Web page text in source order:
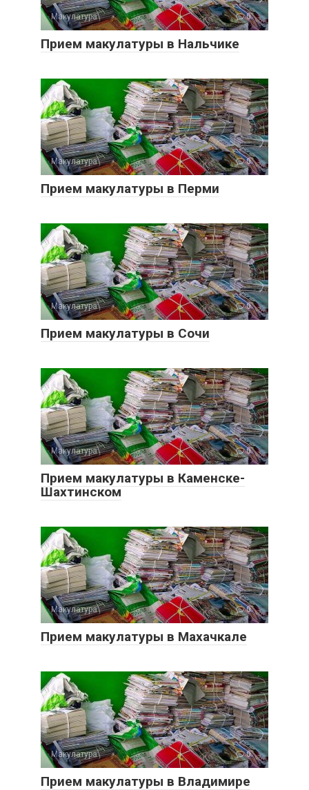
Макулатура 0
Прием макулатуры в Нальчике
Макулатура 0
Прием макулатуры в Перми
Макулатура 0
Прием макулатуры в Сочи
Макулатура 0
Прием макулатуры в Каменске-
Шахтинском
Макулатура 0
Прием макулатуры в Махачкале
Макулатура 0
Прием макулатуры в Владимире